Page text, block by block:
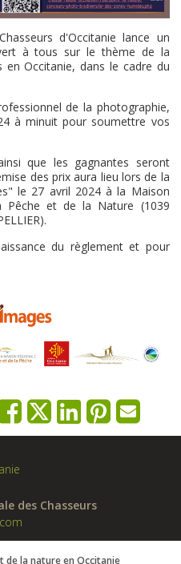
d'Occitanie lance un
à tous sur le thème de la
en Occitanie, dans le cadre du
de la photographie,
à minuit pour soumettre vos
que les gagnantes seront
des prix aura lieu lors de la
le 27 avril 2024 à la Maison
Pêche et de la Nature (1039
du règlement et pour
des Chasseurs
de la nature en Occitanie